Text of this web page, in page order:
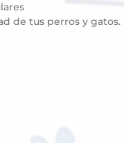
de tus perros y gatos.